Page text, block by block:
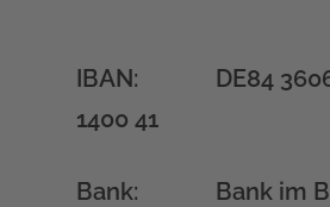
IBAN: DE84 3606
1400 41
Bank: Bank im